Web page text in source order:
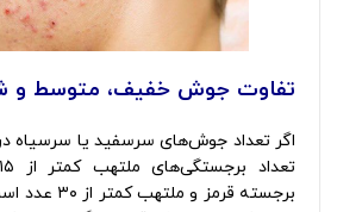
تفاوت جوش خفیف، متوسط و
برجسته قرمز